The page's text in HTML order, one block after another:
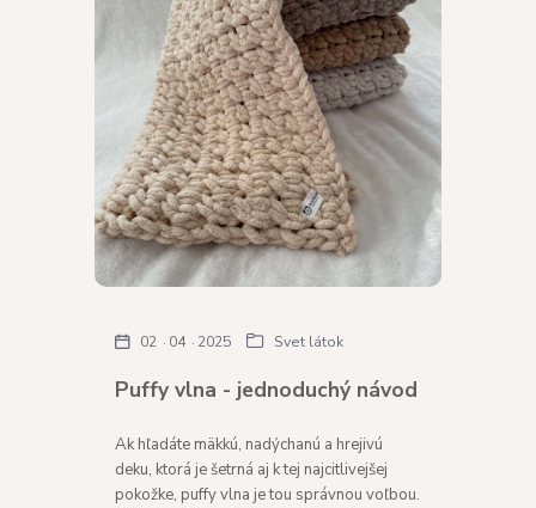
Puffy vlna - jednoduchý návod
02 04 2025 Svet látok
Ak hľadáte mäkkú, nadýchanú a hrejivú
deku, ktorá je šetrná aj k tej najcitlivejšej
pokožke, puffy vlna je tou správnou voľbou.